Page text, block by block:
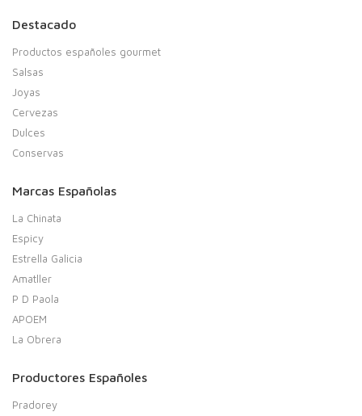
Destacado
Productos españoles gourmet
Salsas
Joyas
Cervezas
Dulces
Conservas
Marcas Españolas
La Chinata
Espicy
Estrella Galicia
Amatller
P D Paola
APOEM
La Obrera
Productores Españoles
Pradorey